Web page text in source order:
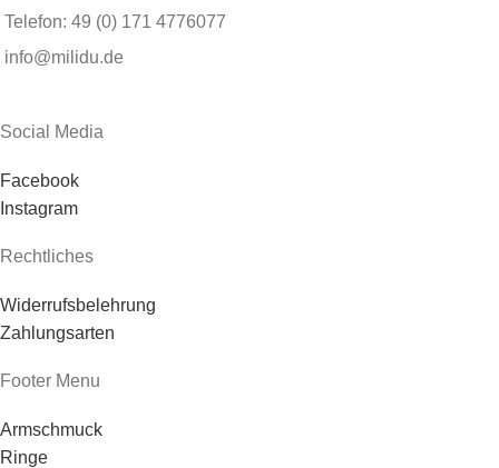
Telefon: 49 (0) 171 4776077
info@milidu.de
Social Media
Facebook
Instagram
Rechtliches
Widerrufsbelehrung
Zahlungsarten
Footer Menu
Armschmuck
Ringe